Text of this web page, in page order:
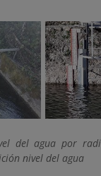
nivel del agua
nivel del agua